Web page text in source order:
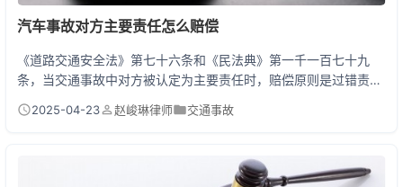
汽车事故对方主要责任怎么赔偿
《道路交通安全法》第七十六条和《民法典》第一千一百七十九
条，当交通事故中对方被认定为主要责任时，赔偿原则是过错责任
主次责任比例（如70%与30%），赔偿金额需按此比例计算。若对
工费等所有合理损失。 交通事故赔偿全流程指南 第一步先打110报
警！就算对方现场认错也别私了，拿到交警的《...
2025-04-23 赵峻琳律师 交通事故